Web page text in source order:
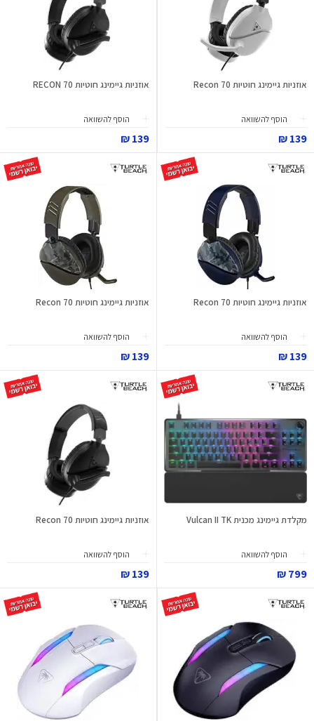
אוזניות גיימינג חוטיות Recon 70
הוסף להשוואה
139 ₪
אוזניות גיימינג חוטיות RECON 70
הוסף להשוואה
139 ₪
אוזניות גיימינג חוטיות Recon 70
הוסף להשוואה
139 ₪
אוזניות גיימינג חוטיות Recon 70
הוסף להשוואה
139 ₪
מקלדת גיימינג מכנית Vulcan II TK
הוסף להשוואה
799 ₪
אוזניות גיימינג חוטיות Recon 70
הוסף להשוואה
139 ₪